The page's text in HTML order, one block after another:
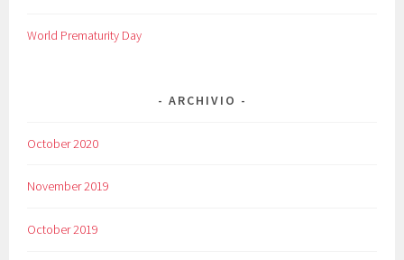
World Prematurity Day
ARCHIVIO
October 2020
November 2019
October 2019